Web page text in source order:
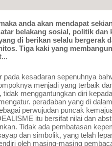
anda akan mendapat
belakang sosial, politik dan
di berikan selalu bergerak
Tiga kaki yang
pada kesadaran sepenuhnya
menjadi yang terbaik
tidak menggantungkan diri
peradaban yang di
perwujudan puncak
itu bersifat nilai dan
Tidak ada pembatasan
dan simbolik, yang telah
oleh masing-masing